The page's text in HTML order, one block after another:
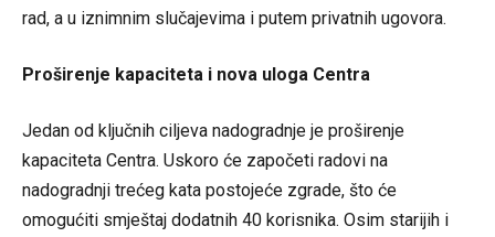
rad, a u iznimnim slučajevima i putem privatnih ugovora.
Proširenje kapaciteta i nova uloga Centra
Jedan od ključnih ciljeva nadogradnje je proširenje
kapaciteta Centra. Uskoro će započeti radovi na
nadogradnji trećeg kata postojeće zgrade, što će
omogućiti smještaj dodatnih 40 korisnika. Osim starijih i